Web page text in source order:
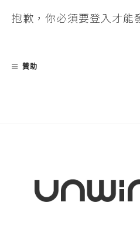
抱歉，你必須要登入才能
贊助